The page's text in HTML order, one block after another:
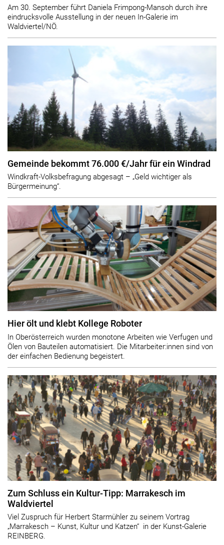
Am 30. September führt Daniela Frimpong-Mansoh durch ihre
eindrucksvolle Ausstellung in der neuen In-Galerie im
Waldviertel/NÖ.
Gemeinde bekommt 76.000 €/Jahr für ein Windrad
Windkraft-Volksbefragung abgesagt – „Geld wichtiger als
Bürgermeinung“.
Hier ölt und klebt Kollege Roboter
In Oberösterreich wurden monotone Arbeiten wie Verfugen und
Ölen von Bauteilen automatisiert. Die Mitarbeiter:innen sind von
der einfachen Bedienung begeistert.
Zum Schluss ein Kultur-Tipp: Marrakesch im
Waldviertel
Viel Zuspruch für Herbert Starmühler zu seinem Vortrag
„Marrakesch – Kunst, Kultur und Katzen“ in der Kunst-Galerie
REINBERG.